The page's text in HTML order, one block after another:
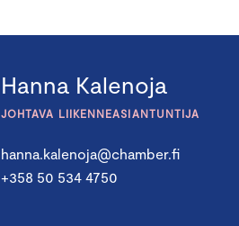
Hanna Kalenoja
JOHTAVA LIIKENNEASIANTUNTIJA
hanna.kalenoja@chamber.fi
+358 50 534 4750